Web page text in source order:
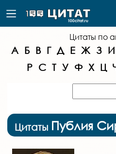
Цитаты по
А Б В Г Д Е Ж З И
Р С Т У Ф Х Ц
Цитаты Публия